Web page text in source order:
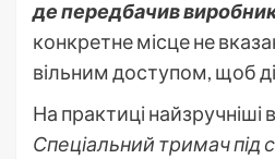
де передбачив
конкретне місце не
вільним доступом, щоб
На практиці найзручніші
Спеціальний тримач під